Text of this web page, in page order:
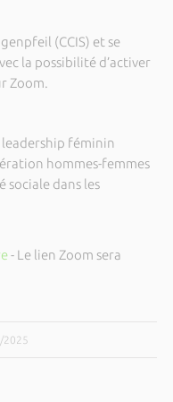
(CCIS) et se
la possibilité d’activer
Zoom.
féminin
hommes-femmes
dans les
- Le lien Zoom sera
2025